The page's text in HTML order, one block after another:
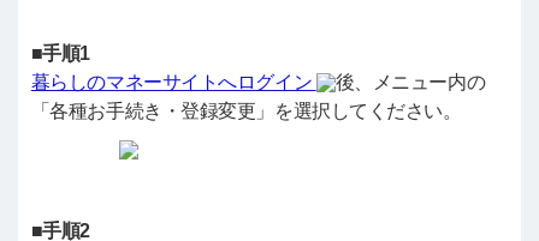
■手順1
暮らしのマネーサイトへログイン
後、メニュー内の
「各種お手続き・登録変更」を選択してください。
■手順2